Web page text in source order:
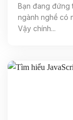
Bạn đang đứng
ngành nghề có
Vậy chính...